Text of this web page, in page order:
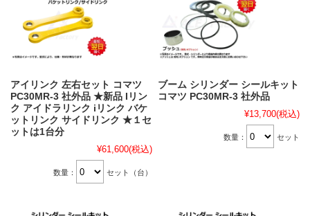
アイリンク 左右セット コマツ
PC30MR-3 社外品 ★新品 Iリン
ク アイドラリンク iリンク バケ
ットリンク サイドリンク ★１セ
ットは1台分
¥61,600(税込)
数量： セット（台）
ブーム シリンダー シールキット
コマツ PC30MR-3 社外品
¥13,700(税込)
数量： セット